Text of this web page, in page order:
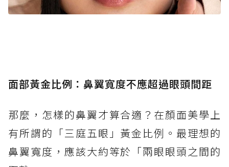
面部黃金比例：鼻翼寬度不應超過眼頭間距
那麼，怎樣的鼻翼才算合適？在顏面美學上
有所謂的「三庭五眼」黃金比例。最理想的
鼻翼寬度，應該大約等於「兩眼眼頭之間的